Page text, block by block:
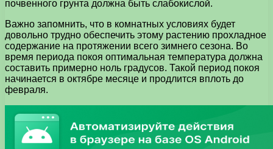
почвенного грунта должна быть слабокислой.
Важно запомнить, что в комнатных условиях будет
довольно трудно обеспечить этому растению прохладное
содержание на протяжении всего зимнего сезона. Во
время периода покоя оптимальная температура должна
составить примерно ноль градусов. Такой период покоя
начинается в октябре месяце и продлится вплоть до
февраля.